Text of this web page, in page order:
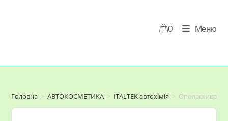
0 Меню
Головна > АВТОКОСМЕТИКА > ITALTEK автохімія >